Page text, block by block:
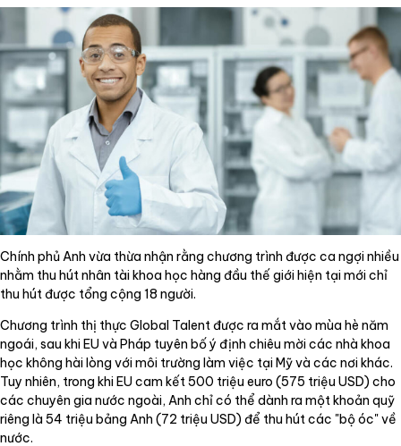
Chính phủ Anh vừa thừa nhận rằng chương trình được ca ngợi nhiều
nhằm thu hút nhân tài khoa học hàng đầu thế giới hiện tại mới chỉ
thu hút được tổng cộng 18 người.
Chương trình thị thực Global Talent được ra mắt vào mùa hè năm
ngoái, sau khi EU và Pháp tuyên bố ý định chiêu mời các nhà khoa
học không hài lòng với môi trường làm việc tại Mỹ và các nơi khác.
Tuy nhiên, trong khi EU cam kết 500 triệu euro (575 triệu USD) cho
các chuyên gia nước ngoài, Anh chỉ có thể dành ra một khoản quỹ
riêng là 54 triệu bảng Anh (72 triệu USD) để thu hút các "bộ óc" về
nước.